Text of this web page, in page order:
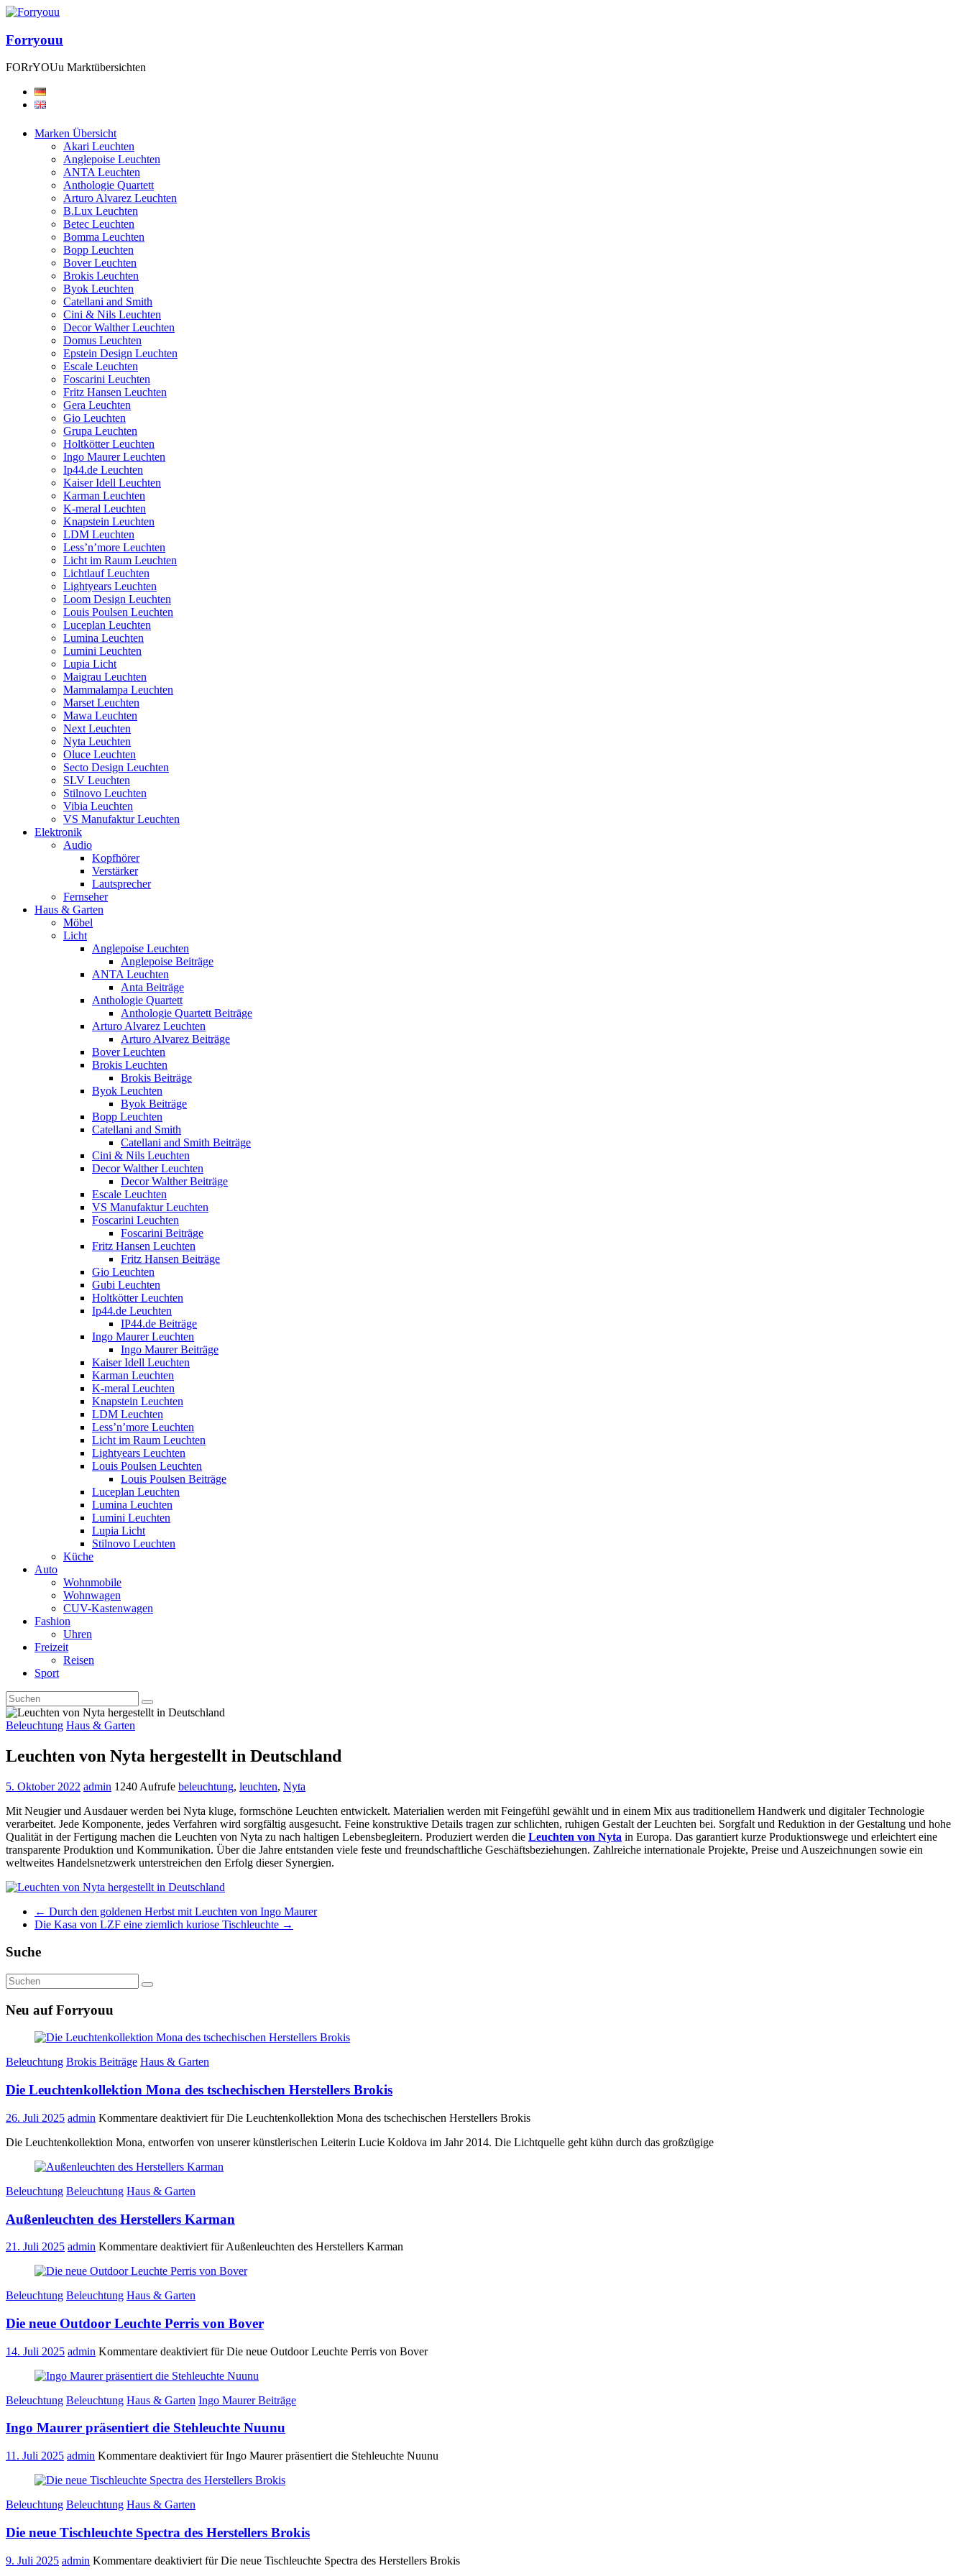
Forryouu
FORrYOUu Marktübersichten
Marken Übersicht
Akari Leuchten
Anglepoise Leuchten
ANTA Leuchten
Anthologie Quartett
Arturo Alvarez Leuchten
B.Lux Leuchten
Betec Leuchten
Bomma Leuchten
Bopp Leuchten
Bover Leuchten
Brokis Leuchten
Byok Leuchten
Catellani and Smith
Cini & Nils Leuchten
Decor Walther Leuchten
Domus Leuchten
Epstein Design Leuchten
Escale Leuchten
Foscarini Leuchten
Fritz Hansen Leuchten
Gera Leuchten
Gio Leuchten
Grupa Leuchten
Holtkötter Leuchten
Ingo Maurer Leuchten
Ip44.de Leuchten
Kaiser Idell Leuchten
Karman Leuchten
K-meral Leuchten
Knapstein Leuchten
LDM Leuchten
Less’n’more Leuchten
Licht im Raum Leuchten
Lichtlauf Leuchten
Lightyears Leuchten
Loom Design Leuchten
Louis Poulsen Leuchten
Luceplan Leuchten
Lumina Leuchten
Lumini Leuchten
Lupia Licht
Maigrau Leuchten
Mammalampa Leuchten
Marset Leuchten
Mawa Leuchten
Next Leuchten
Nyta Leuchten
Oluce Leuchten
Secto Design Leuchten
SLV Leuchten
Stilnovo Leuchten
Vibia Leuchten
VS Manufaktur Leuchten
Elektronik
Audio
Kopfhörer
Verstärker
Lautsprecher
Fernseher
Haus & Garten
Möbel
Licht
Anglepoise Leuchten
Anglepoise Beiträge
ANTA Leuchten
Anta Beiträge
Anthologie Quartett
Anthologie Quartett Beiträge
Arturo Alvarez Leuchten
Arturo Alvarez Beiträge
Bover Leuchten
Brokis Leuchten
Brokis Beiträge
Byok Leuchten
Byok Beiträge
Bopp Leuchten
Catellani and Smith
Catellani and Smith Beiträge
Cini & Nils Leuchten
Decor Walther Leuchten
Decor Walther Beiträge
Escale Leuchten
VS Manufaktur Leuchten
Foscarini Leuchten
Foscarini Beiträge
Fritz Hansen Leuchten
Fritz Hansen Beiträge
Gio Leuchten
Gubi Leuchten
Holtkötter Leuchten
Ip44.de Leuchten
IP44.de Beiträge
Ingo Maurer Leuchten
Ingo Maurer Beiträge
Kaiser Idell Leuchten
Karman Leuchten
K-meral Leuchten
Knapstein Leuchten
LDM Leuchten
Less’n’more Leuchten
Licht im Raum Leuchten
Lightyears Leuchten
Louis Poulsen Leuchten
Louis Poulsen Beiträge
Luceplan Leuchten
Lumina Leuchten
Lumini Leuchten
Lupia Licht
Stilnovo Leuchten
Küche
Auto
Wohnmobile
Wohnwagen
CUV-Kastenwagen
Fashion
Uhren
Freizeit
Reisen
Sport
Beleuchtung Haus & Garten
Leuchten von Nyta hergestellt in Deutschland
5. Oktober 2022 admin 1240 Aufrufe beleuchtung, leuchten, Nyta
Mit Neugier und Ausdauer werden bei Nyta kluge, formschöne Leuchten entwickelt. Materialien werden mit Feingefühl gewählt und in einem Mix aus traditionellem Handwerk und digitaler Technologie
verarbeitet. Jede Komponente, jedes Verfahren wird sorgfältig ausgesucht. Feine konstruktive Details tragen zur schlichten, ruhigen Gestalt der Leuchten bei. Sorgfalt und Reduktion in der Gestaltung und hohe
Qualität in der Fertigung machen die Leuchten von Nyta zu nach­ haltigen Lebensbegleitern. Produziert werden die Leuchten von Nyta in Europa. Das garantiert kurze Produktionswege und erleichtert eine
transparente Produktion und Kommunikation. Über die Jahre entstanden viele feste und freundschaftliche Geschäftsbeziehungen. Zahlreiche internationale Projekte, Preise und Auszeichnungen sowie ein
weltweites Handelsnetzwerk unterstreichen den Erfolg dieser Synergien.
← Durch den goldenen Herbst mit Leuchten von Ingo Maurer
Die Kasa von LZF eine ziemlich kuriose Tischleuchte →
Suche
Neu auf Forryouu
Beleuchtung Brokis Beiträge Haus & Garten
Die Leuchtenkollektion Mona des tschechischen Herstellers Brokis
26. Juli 2025 admin Kommentare deaktiviert für Die Leuchtenkollektion Mona des tschechischen Herstellers Brokis
Die Leuchtenkollektion Mona, entworfen von unserer künstlerischen Leiterin Lucie Koldova im Jahr 2014. Die Lichtquelle geht kühn durch das großzügige
Beleuchtung Beleuchtung Haus & Garten
Außenleuchten des Herstellers Karman
21. Juli 2025 admin Kommentare deaktiviert für Außenleuchten des Herstellers Karman
Beleuchtung Beleuchtung Haus & Garten
Die neue Outdoor Leuchte Perris von Bover
14. Juli 2025 admin Kommentare deaktiviert für Die neue Outdoor Leuchte Perris von Bover
Beleuchtung Beleuchtung Haus & Garten Ingo Maurer Beiträge
Ingo Maurer präsentiert die Stehleuchte Nuunu
11. Juli 2025 admin Kommentare deaktiviert für Ingo Maurer präsentiert die Stehleuchte Nuunu
Beleuchtung Beleuchtung Haus & Garten
Die neue Tischleuchte Spectra des Herstellers Brokis
9. Juli 2025 admin Kommentare deaktiviert für Die neue Tischleuchte Spectra des Herstellers Brokis